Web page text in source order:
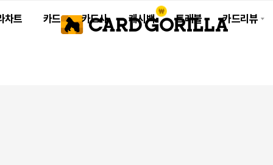
차트 카드 카드사 캐시백 트래블 카드리뷰